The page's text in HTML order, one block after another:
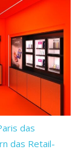
das
das Retail-